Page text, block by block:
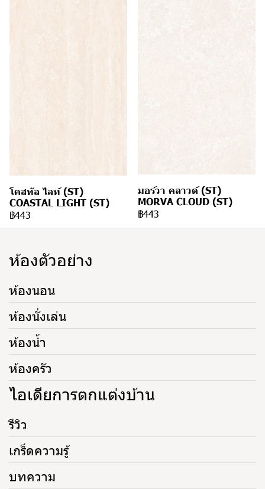
โคสทัล ไลท์ (ST)
COASTAL LIGHT (ST)
฿443
มอร์วา คลาวด์ (ST)
MORVA CLOUD (ST)
฿443
ห้องตัวอย่าง
ห้องนอน
ห้องนั่งเล่น
ห้องน้ำ
ห้องครัว
ไอเดียการตกแต่งบ้าน
รีวิว
เกร็ดความรู้
บทความ